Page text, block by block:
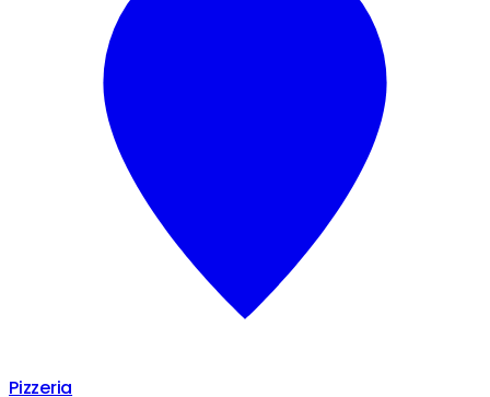
Pizzeria